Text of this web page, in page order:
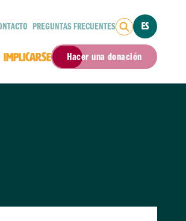
PREGUNTAS FRECUENTES ES
IMPLICARSE Hacer una donación